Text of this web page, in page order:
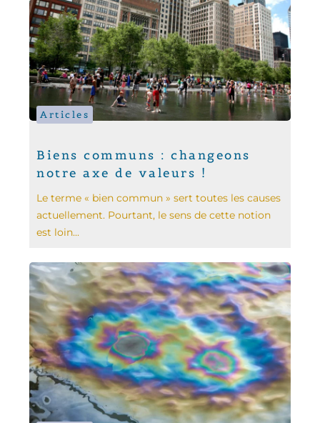
Articles
Biens communs : changeons
notre axe de valeurs !
Le terme « bien commun » sert toutes les causes
actuellement. Pourtant, le sens de cette notion
est loin...